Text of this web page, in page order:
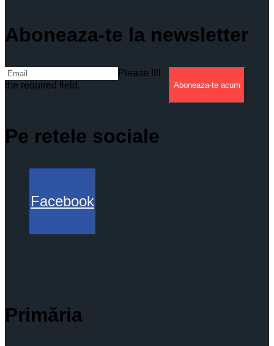
Aboneaza-te la newsletter
Please fill
the required field.
Aboneaza-te acum
Pe retele sociale
Facebook
Primăria